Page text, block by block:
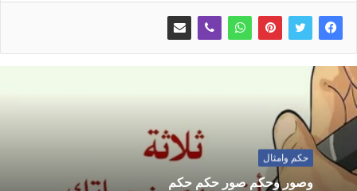
حكم وامثال
وصور وحكم صور حكم حكم